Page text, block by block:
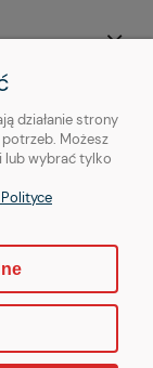
działanie strony
Możesz
lub wybrać tylko